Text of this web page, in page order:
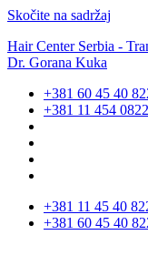
Skočite na sadržaj
Hair Center Serbia -
Dr. Gorana Kuka
+381 60 45 40
+381 11 454 0822
+381 11 45 40
+381 60 45 40